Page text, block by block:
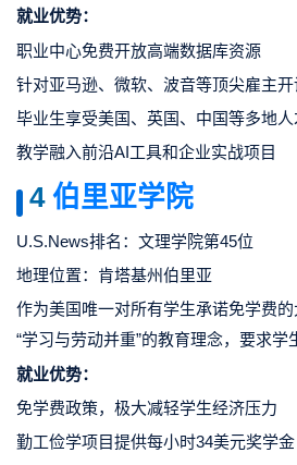
就业优势：
职业中心免费开放高端数据库资源
针对亚马逊、微软、波音等顶尖雇主
毕业生享受美国、英国、中国等多地
教学融入前沿AI工具和企业实战项目
4 伯里亚学院
U.S.News排名：文理学院第45位
地理位置：肯塔基州伯里亚
作为美国唯一对所有学生承诺免学费
“学习与劳动并重”的教育理念，要求学
就业优势：
免学费政策，极大减轻学生经济压力
勤工俭学项目提供每小时34美元奖学金